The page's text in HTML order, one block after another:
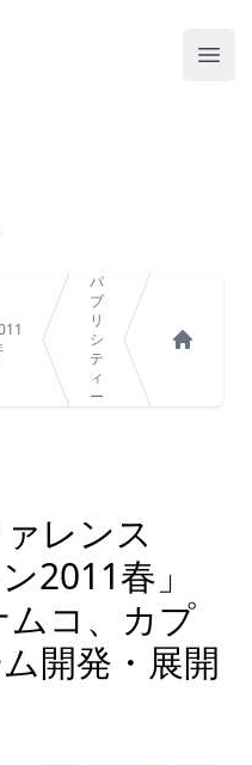
メニ
パ
ブ
リ
シ
テ
ィ
ー
レンス
2011春」
コ、カプ
開発・展開